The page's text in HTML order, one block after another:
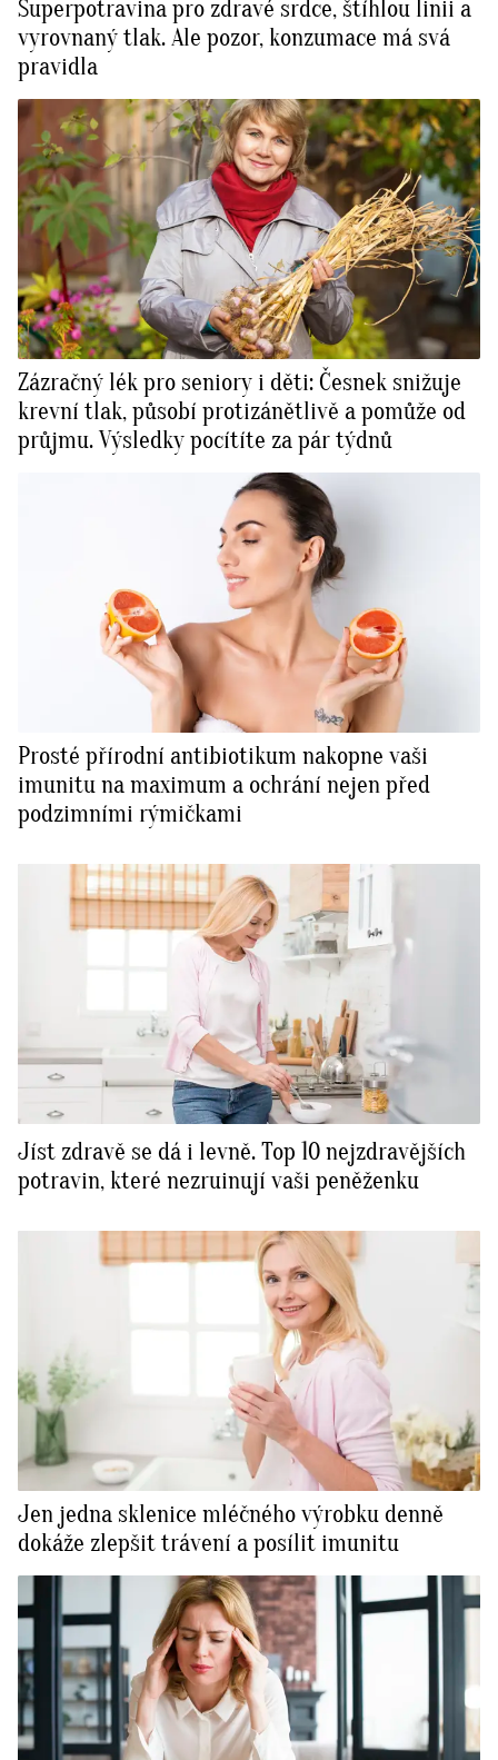
Superpotravina pro zdravé srdce, štíhlou linii a
vyrovnaný tlak. Ale pozor, konzumace má svá
pravidla
Zázračný lék pro seniory i děti: Česnek snižuje
krevní tlak, působí protizánětlivě a pomůže od
průjmu. Výsledky pocítíte za pár týdnů
Prosté přírodní antibiotikum nakopne vaši
imunitu na maximum a ochrání nejen před
podzimními rýmičkami
Jíst zdravě se dá i levně. Top 10 nejzdravějších
potravin, které nezruinují vaši peněženku
Jen jedna sklenice mléčného výrobku denně
dokáže zlepšit trávení a posílit imunitu